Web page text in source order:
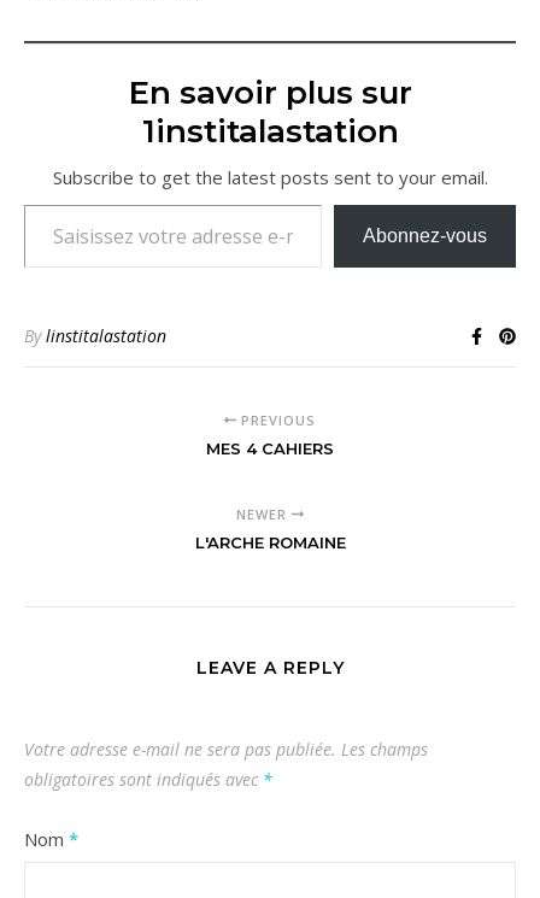
En savoir plus sur
1institalastation
Subscribe to get the latest posts sent to your email.
Saisissez votre adresse e-mail…
Abonnez-vous
Bylinstitalastation
PREVIOUS
MES 4 CAHIERS
NEWER
L'ARCHE ROMAINE
LEAVE A REPLY
Votre adresse e-mail ne sera pas publiée. Les champs
obligatoires sont indiqués avec *
Nom *